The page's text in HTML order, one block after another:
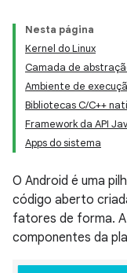
Nesta página
Kernel do Linux
Camada de
Ambiente de
Bibliotecas C/C++
Framework da API
Apps do sistema
O Android é uma
código aberto
fatores de forma. A
componentes da